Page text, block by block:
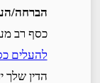
הברחה/
כסף רב
להעלים
הדין שלך